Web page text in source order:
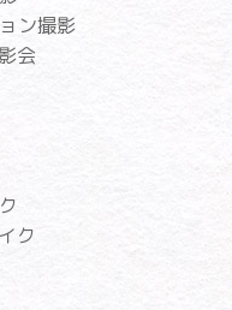
ン撮影
会
ク